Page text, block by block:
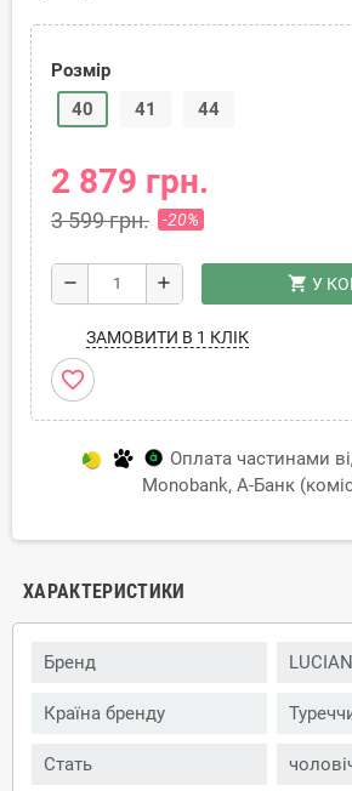
Розмір
40
41 44
2 879 грн.
3 599 грн. -20%
remove add shopping_cart У
ЗАМОВИТИ В 1 КЛІК
favorite_border
Оплата частинами
Monobank, А-Банк
ХАРАКТЕРИСТИКИ
Бренд
Країна бренду
Стать